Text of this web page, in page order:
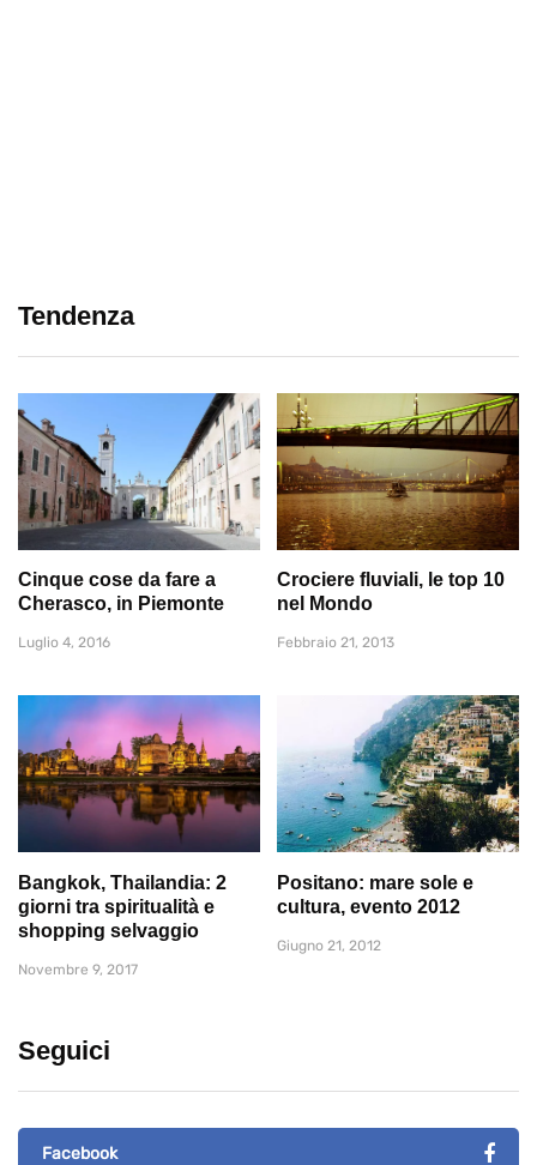
Tendenza
Cinque cose da fare a
Cherasco, in Piemonte
Luglio 4, 2016
Crociere fluviali, le top 10
nel Mondo
Febbraio 21, 2013
Bangkok, Thailandia: 2
giorni tra spiritualità e
shopping selvaggio
Novembre 9, 2017
Positano: mare sole e
cultura, evento 2012
Giugno 21, 2012
Seguici
Facebook